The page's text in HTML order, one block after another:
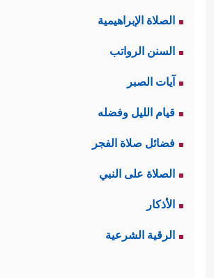
الصلاة الإبراهيمية
السنن الرواتب
آيات الصبر
قيام الليل وفضله
فضائل صلاة الفجر
الصلاة على النبي
الأذكار
الرقية الشرعية